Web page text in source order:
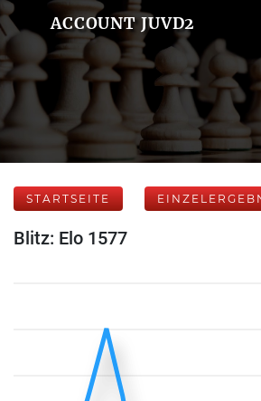
ACCOUNT JUVD2
STARTSEITE
Blitz: Elo 1577